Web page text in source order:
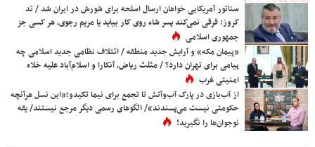
سناتور آمریکایی خواهان ارسال اسلحه برای شورش در ایران شد / تد
کروز: فرقی نمی‌کند پسر شاه روی کار بیاید یا مریم رجوی، هر کسی جز
جمهوری اسلامی
«پیمان مکه» و آرایش جدید منطقه / ائتلاف نظامی جدید اسلامی چه
پیامی برای تهران دارد؟ / مثلث ریاض، آنکارا و اسلام‌آباد علیه خلاء
امنیتی غرب
از آب‌بازی در پارک آب‌وآتش تا تجمع برای نیما تکیدو؛«این نسل هرآنچه
حکومتی نیست می‌پسندند»/ الگوهای رسمی دیگر مرجع نیستند/ یقه
نوجوان‌ها را نگیرید!